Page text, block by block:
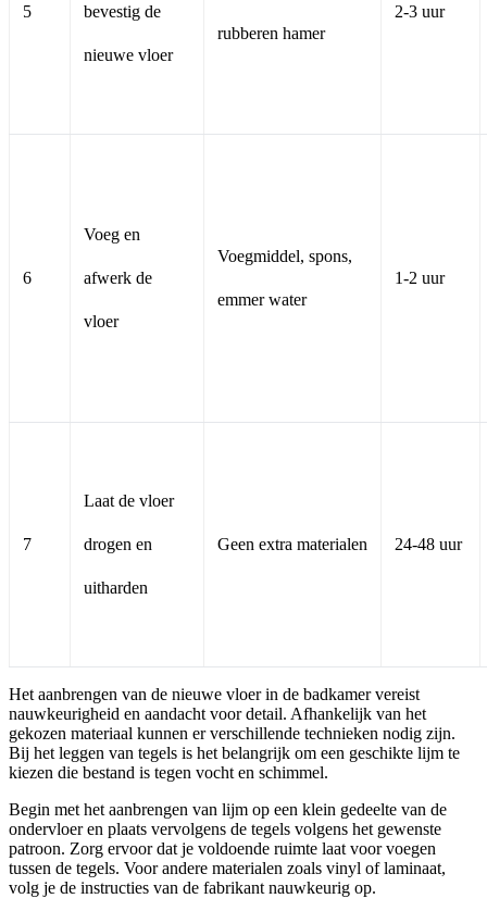
5 bevestig de
nieuwe vloer
rubberen hamer
2-3 uur
6
Voeg en
afwerk de
vloer
Voegmiddel, spons,
emmer water
1-2 uur
7
Laat de vloer
drogen en
uitharden
Geen extra materialen 24-48 uur
Het aanbrengen van de nieuwe vloer in de badkamer vereist
nauwkeurigheid en aandacht voor detail. Afhankelijk van het
gekozen materiaal kunnen er verschillende technieken nodig zijn.
Bij het leggen van tegels is het belangrijk om een geschikte lijm te
kiezen die bestand is tegen vocht en schimmel.
Begin met het aanbrengen van lijm op een klein gedeelte van de
ondervloer en plaats vervolgens de tegels volgens het gewenste
patroon. Zorg ervoor dat je voldoende ruimte laat voor voegen
tussen de tegels. Voor andere materialen zoals vinyl of laminaat,
volg je de instructies van de fabrikant nauwkeurig op.